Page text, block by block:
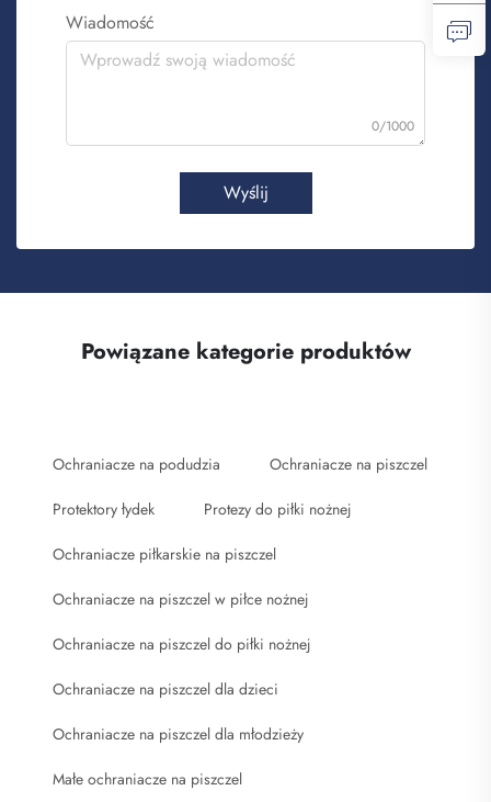
Wiadomość
0/1000
Wyślij
Powiązane kategorie produktów
Ochraniacze na podudzia Ochraniacze na piszczel
Protektory łydek Protezy do piłki nożnej
Ochraniacze piłkarskie na piszczel
Ochraniacze na piszczel w piłce nożnej
Ochraniacze na piszczel do piłki nożnej
Ochraniacze na piszczel dla dzieci
Ochraniacze na piszczel dla młodzieży
Małe ochraniacze na piszczel